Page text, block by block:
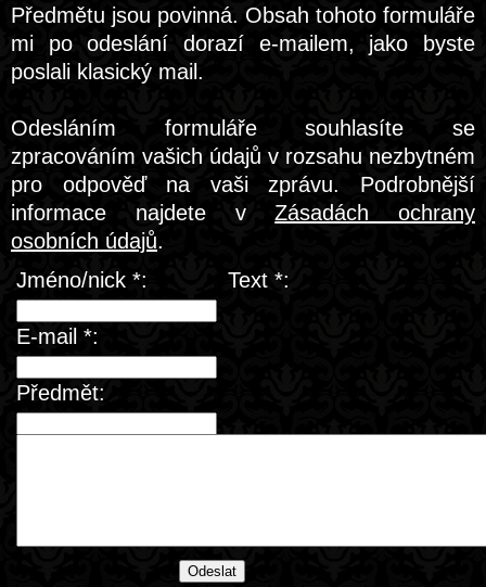
Předmětu jsou povinná. Obsah tohoto formuláře
mi po odeslání dorazí e-mailem, jako byste
poslali klasický mail.
Odesláním formuláře souhlasíte se
zpracováním vašich údajů v rozsahu nezbytném
pro odpověď na vaši zprávu. Podrobnější
informace najdete vZásadách ochrany
osobních údajů.
Jméno/nick *:
E-mail *:
Předmět:
Text *: